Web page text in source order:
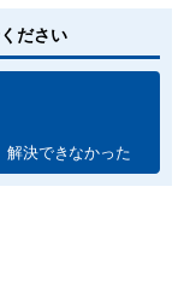
ださい
解決できなかった